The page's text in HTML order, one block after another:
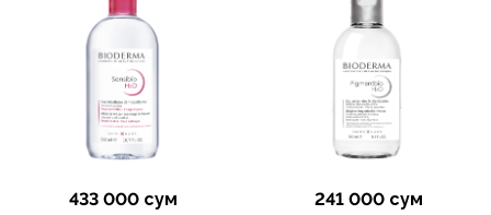
433 000 сум 241 000 сум